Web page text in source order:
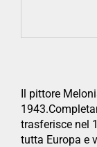
Il pittore
trasferisce nel
tutta Europa e